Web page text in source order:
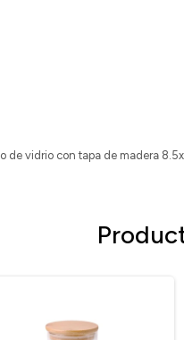
de vidrio con tapa de madera